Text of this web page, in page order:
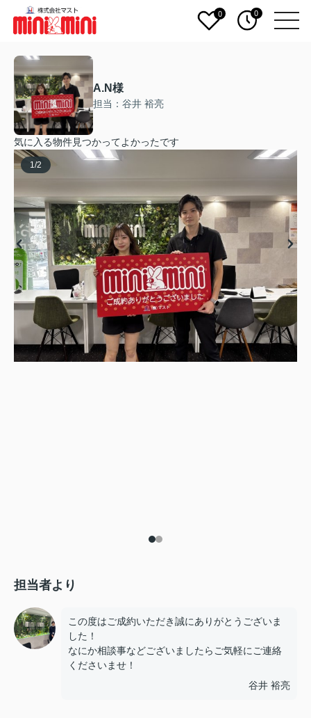
0 0
A.N様
担当：谷井 裕亮
気に入る物件見つかってよかったです
1 /2
担当者より
この度はご成約いただき誠にありがとうございま
した！
なにか相談事などございましたらご気軽にご連絡
くださいませ！
谷井 裕亮